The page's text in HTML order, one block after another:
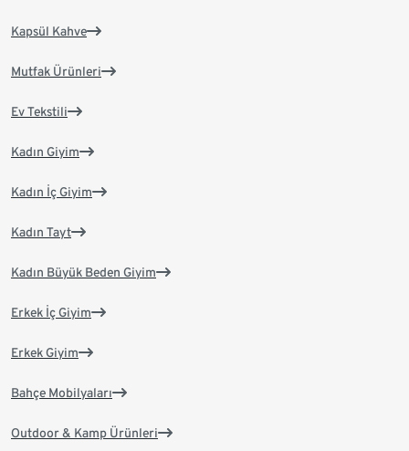
Kapsül Kahve
Mutfak Ürünleri
Ev Tekstili
Kadın Giyim
Kadın İç Giyim
Kadın Tayt
Kadın Büyük Beden Giyim
Erkek İç Giyim
Erkek Giyim
Bahçe Mobilyaları
Outdoor & Kamp Ürünleri